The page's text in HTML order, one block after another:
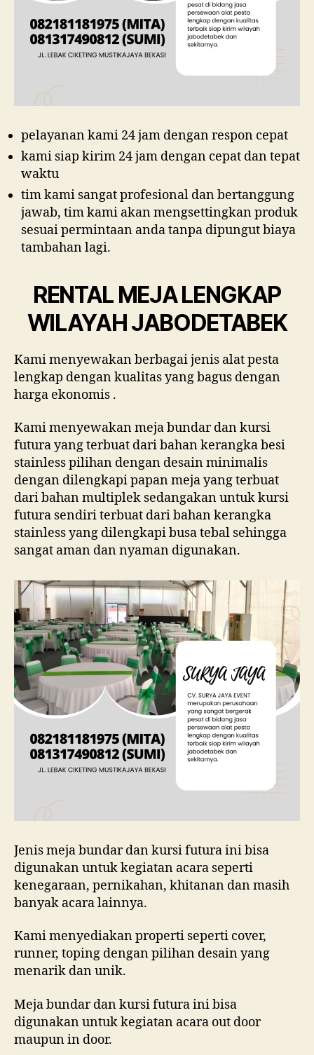
pelayanan kami 24 jam dengan respon cepat
kami siap kirim 24 jam dengan cepat dan tepat
waktu
tim kami sangat profesional dan bertanggung
jawab, tim kami akan mengsettingkan produk
sesuai permintaan anda tanpa dipungut biaya
tambahan lagi.
RENTAL MEJA LENGKAP
WILAYAH JABODETABEK
Kami menyewakan berbagai jenis alat pesta
lengkap dengan kualitas yang bagus dengan
harga ekonomis .
Kami menyewakan meja bundar dan kursi
futura yang terbuat dari bahan kerangka besi
stainless pilihan dengan desain minimalis
dengan dilengkapi papan meja yang terbuat
dari bahan multiplek sedangakan untuk kursi
futura sendiri terbuat dari bahan kerangka
stainless yang dilengkapi busa tebal sehingga
sangat aman dan nyaman digunakan.
Jenis meja bundar dan kursi futura ini bisa
digunakan untuk kegiatan acara seperti
kenegaraan, pernikahan, khitanan dan masih
banyak acara lainnya.
Kami menyediakan properti seperti cover,
runner, toping dengan pilihan desain yang
menarik dan unik.
Meja bundar dan kursi futura ini bisa
digunakan untuk kegiatan acara out door
maupun in door.